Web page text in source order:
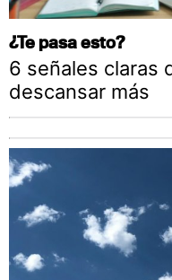
¿Te pasa esto?
6 señales claras
descansar más